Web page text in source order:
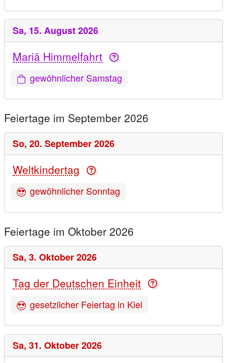
Sa, 15. August 2026
Mariä Himmelfahrt
gewöhnlicher Samstag
Feiertage im September 2026
So, 20. September 2026
Weltkindertag
gewöhnlicher Sonntag
Feiertage im Oktober 2026
Sa, 3. Oktober 2026
Tag der Deutschen Einheit
gesetzlicher Feiertag in Kiel
Sa, 31. Oktober 2026